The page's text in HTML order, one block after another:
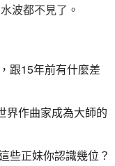
波都不見了。
跟15年前有什麼差
界作曲家成為大師的
些正妹你認識幾位？